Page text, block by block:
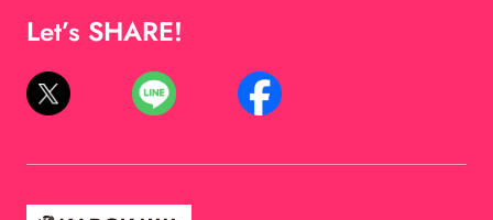
Let’s SHARE!